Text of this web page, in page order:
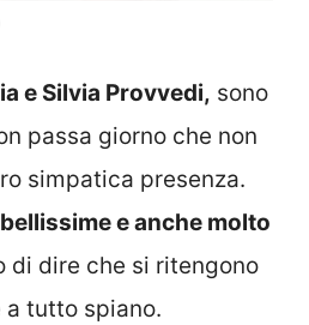
e Silvia Provvedi, sono
passa giorno che non
simpatica presenza.
e anche molto
di dire che si ritengono
tutto spiano.